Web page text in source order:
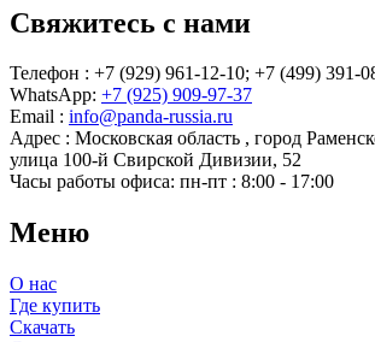
Свяжитесь с нами
Телефон : +7 (929) 961-12-10; +7 (499) 391-
WhatsApp: +7 (925) 909-97-37
Email : info@panda-russia.ru
Адрес : Московская область , город
улица 100-й Свирской Дивизии, 52
Часы работы офиса: пн-пт : 8:00 - 17:00
Меню
О нас
Где купить
Скачать